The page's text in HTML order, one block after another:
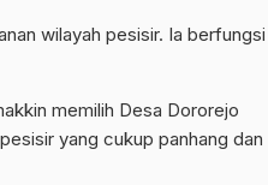
wilayah pesisir. Ia berfungsi
memilih Desa Dororejo
yang cukup panhang dan